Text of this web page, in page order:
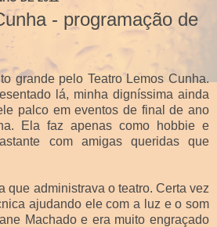
- programação de
grande pelo Teatro Lemos Cunha.
lá, minha digníssima ainda
palco em eventos de final de ano
Ela faz apenas como hobbie e
com amigas queridas que
que administrava o teatro. Certa vez
ajudando ele com a luz e o som
Machado e era muito engraçado